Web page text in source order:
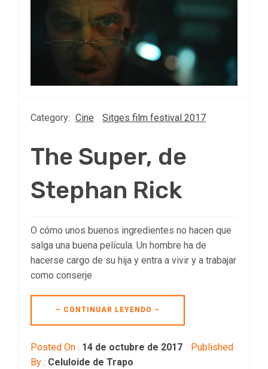
Category: Cine Sitges film festival 2017
The Super, de
Stephan Rick
O cómo unos buenos ingredientes no hacen que
salga una buena película. Un hombre ha de
hacerse cargo de su hija y entra a vivir y a trabajar
como conserje
– CONTINUAR LEYENDO –
Posted On : 14 de octubre de 2017
Published
By : Celuloide de Trapo